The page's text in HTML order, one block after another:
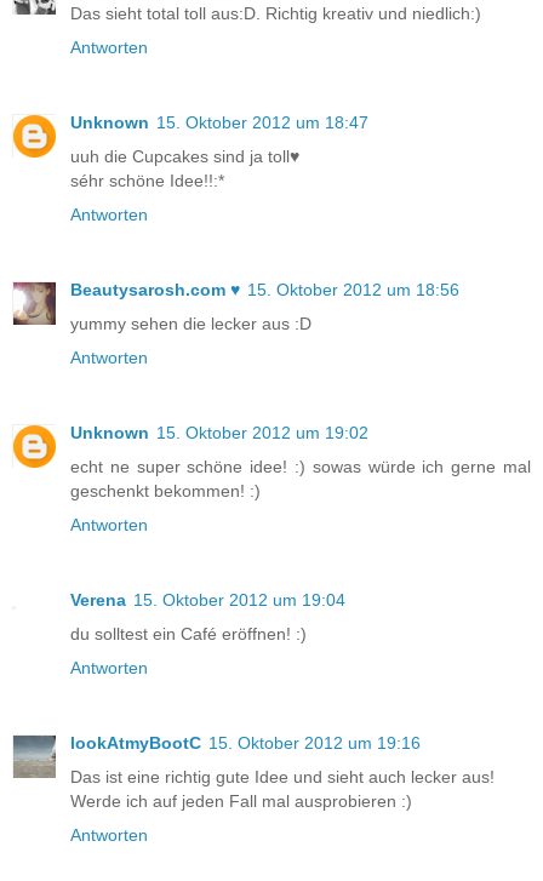
Das sieht total toll aus:D. Richtig kreativ und niedlich:)
Antworten
Unknown 15. Oktober 2012 um 18:47
uuh die Cupcakes sind ja toll♥
séhr schöne Idee!!:*
Antworten
Beautysarosh.com ♥ 15. Oktober 2012 um 18:56
yummy sehen die lecker aus :D
Antworten
Unknown 15. Oktober 2012 um 19:02
echt ne super schöne idee! :) sowas würde ich gerne mal
geschenkt bekommen! :)
Antworten
Verena 15. Oktober 2012 um 19:04
du solltest ein Café eröffnen! :)
Antworten
lookAtmyBootC 15. Oktober 2012 um 19:16
Das ist eine richtig gute Idee und sieht auch lecker aus!
Werde ich auf jeden Fall mal ausprobieren :)
Antworten